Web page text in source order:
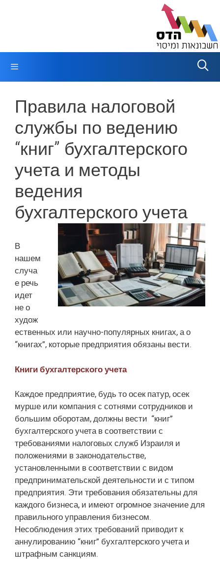
Правила налоговой
службы по ведению
“книг” бухгалтерского
учета и методы
ведения
бухгалтерского учета
В
нашем
случа
е речь
идет
не о
худож
ественных или научно-популярных книгах, а о
“книгах”, которые предприятия обязаны вести.
Книги бухгалтерского учета
Каждое предприятие, будь то осек патур, осек
мурше или компания с сотнями сотрудников и
большим оборотам, должны вести “книг”
бухгалтерского учета в соответствии с
требованиями налоговых служб Израиля и
положениями в законодательстве,
установленными в соответствии с видом
предпринимательской деятельности и с типом
предприятия. Эти требования обязательны для
каждого бизнеса, и имеют огромное значение для
правильного управления бизнесом.
Несоблюдения этих требований приводит к
аннулированию “книг” бухгалтерского учета и
штрафным санкциям.